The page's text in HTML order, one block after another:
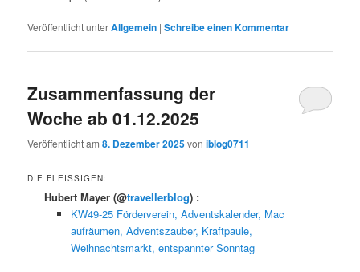
Veröffentlicht unterAllgemein |Schreibe einen Kommentar
Zusammenfassung der
Woche ab 01.12.2025
Veröffentlicht am8. Dezember 2025voniblog0711
DIE FLEISSIGEN:
Hubert Mayer(@travellerblog) :
KW49-25 Förderverein, Adventskalender, Mac
aufräumen, Adventszauber, Kraftpaule,
Weihnachtsmarkt, entspannter Sonntag